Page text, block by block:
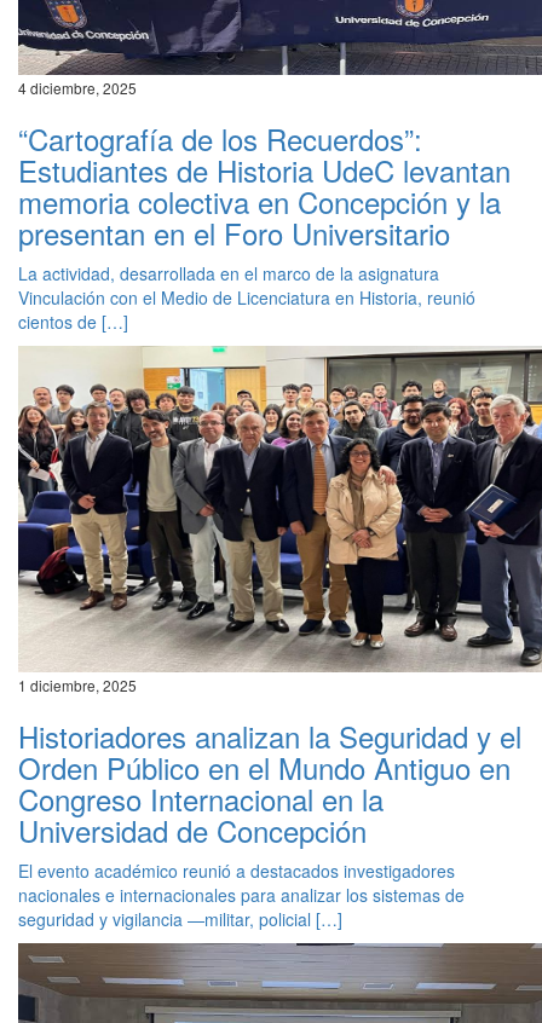
4 diciembre, 2025
“Cartografía de los Recuerdos”:
Estudiantes de Historia UdeC levantan
memoria colectiva en Concepción y la
presentan en el Foro Universitario
La actividad, desarrollada en el marco de la asignatura
Vinculación con el Medio de Licenciatura en Historia, reunió
cientos de […]
1 diciembre, 2025
Historiadores analizan la Seguridad y el
Orden Público en el Mundo Antiguo en
Congreso Internacional en la
Universidad de Concepción
El evento académico reunió a destacados investigadores
nacionales e internacionales para analizar los sistemas de
seguridad y vigilancia —militar, policial […]